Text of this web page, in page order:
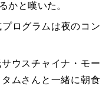
かと嘆いた。
ログラムは夜のコン
ウスチャイナ・モー
ムさんと一緒に朝食